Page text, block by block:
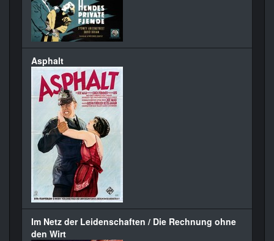
Asphalt
Im Netz der Leidenschaften / Die Rechnung ohne
den Wirt